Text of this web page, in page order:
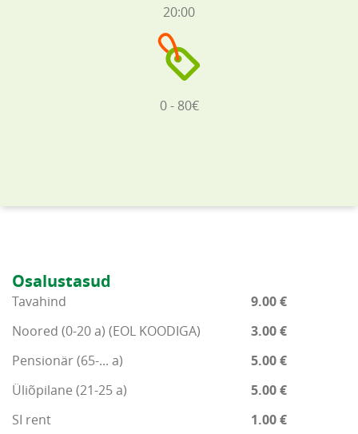
20:00
0 - 80€
Osalustasud
Tavahind
9.00 €
Noored (0-20 a) (EOL KOODIGA)
3.00 €
Pensionär (65-... a)
5.00 €
Üliõpilane (21-25 a)
5.00 €
SI rent
1.00 €